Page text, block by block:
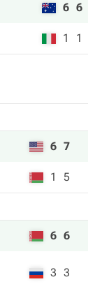
6 6
1 1
6 7
1 5
6 6
3 3